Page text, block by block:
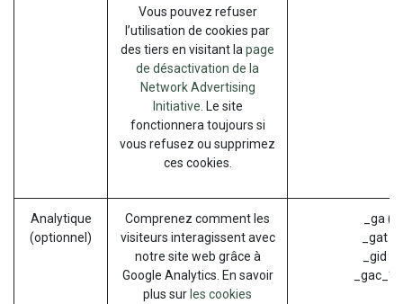
Vous pouvez refuser
l’utilisation de cookies par
des tiers en visitant la page
de désactivation de la
Network Advertising
Initiative . Le site
fonctionnera toujours si
vous refusez ou supprimez
ces cookies.
Analytique
(optionnel)
Comprenez comment les
visiteurs interagissent avec
notre site web grâce à
Google Analytics. En savoir
plus sur les cookies
_ga
_gat
_gid
_gac_*